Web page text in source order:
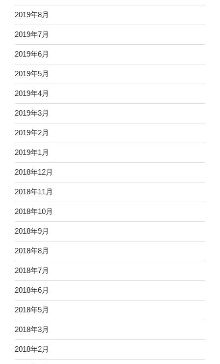
2019年8月
2019年7月
2019年6月
2019年5月
2019年4月
2019年3月
2019年2月
2019年1月
2018年12月
2018年11月
2018年10月
2018年9月
2018年8月
2018年7月
2018年6月
2018年5月
2018年3月
2018年2月